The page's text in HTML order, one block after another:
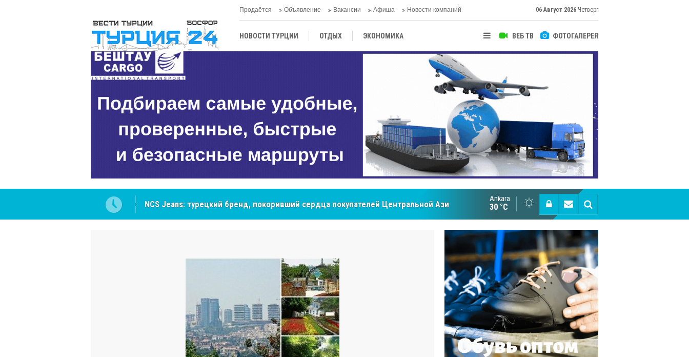
Продаётся Объявление Вакансии Афиша Новости компаний 06 Август 2026 Четверг
ВЕБ ТВ ФОТОГАЛЕРЕЯ
НОВОСТИ ТУРЦИИ ОТДЫХ ЭКОНОМИКА
ЦЕНТРАЛЬНАЯ АЗИЯ
NCS Jeans: турецкий бренд, покоривший сердца покупателей Центральной Азии
Cottonhill покоряет мировые рынки
Великий Шёлковый путь объединяет таланты в
Ankara
30 °C